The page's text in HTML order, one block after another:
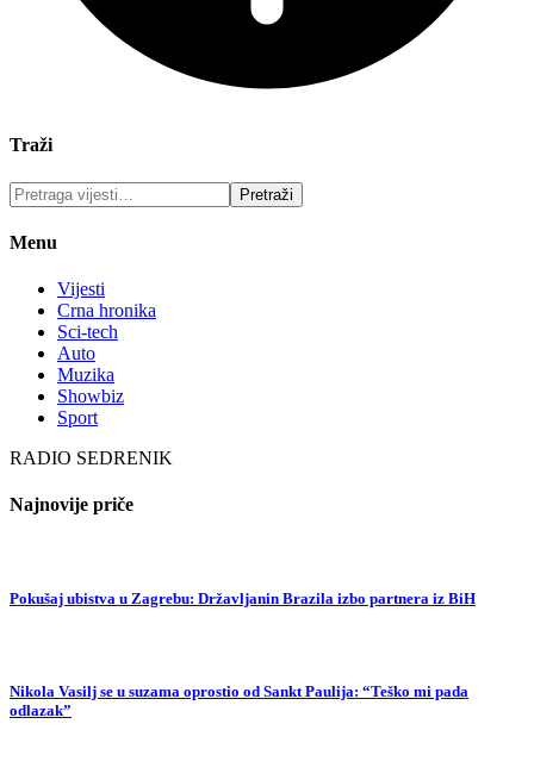
Traži
Menu
Vijesti
Crna hronika
Sci-tech
Auto
Muzika
Showbiz
Sport
RADIO SEDRENIK
Najnovije priče
Pokušaj ubistva u Zagrebu: Državljanin Brazila izbo partnera iz BiH
Nikola Vasilj se u suzama oprostio od Sankt Paulija: “Teško mi pada
odlazak”